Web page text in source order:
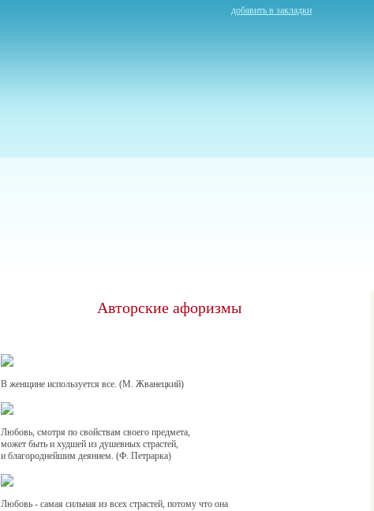
добавить в закладки
Авторские афоризмы
В женщине используется все. (М. Жванецкий)
Любовь, смотря по свойствам своего предмета,
может быть и худшей из душевных страстей,
и благороднейшим деянием. (Ф. Петрарка)
Любовь - самая сильная из всех страстей, потому что она